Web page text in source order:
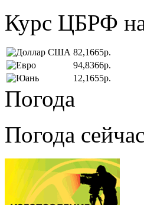
Курс ЦБРФ
82,1665р.
94,8366р.
12,1655р.
Погода
Погода сейчас